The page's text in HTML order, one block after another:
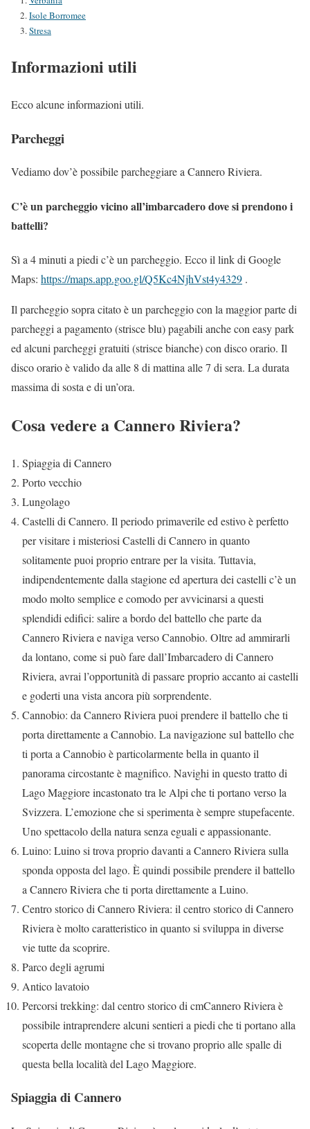
Isole Borromee
Stresa
Informazioni utili
Ecco alcune informazioni utili.
Parcheggi
Vediamo dov’è possibile parcheggiare a Cannero Riviera.
C’è un parcheggio vicino all’imbarcadero dove si prendono i
battelli?
Sì a 4 minuti a piedi c’è un parcheggio. Ecco il link di Google
Maps: https://maps.app.goo.gl/Q5Kc4NjhVst4y4329 .
Il parcheggio sopra citato è un parcheggio con la maggior parte di
parcheggi a pagamento (strisce blu) pagabili anche con easy park
ed alcuni parcheggi gratuiti (strisce bianche) con disco orario. Il
disco orario è valido da alle 8 di mattina alle 7 di sera. La durata
massima di sosta e di un’ora.
Cosa vedere a Cannero Riviera?
Spiaggia di Cannero
Porto vecchio
Lungolago
Castelli di Cannero. Il periodo primaverile ed estivo è perfetto
per visitare i misteriosi Castelli di Cannero in quanto
solitamente puoi proprio entrare per la visita. Tuttavia,
indipendentemente dalla stagione ed apertura dei castelli c’è un
modo molto semplice e comodo per avvicinarsi a questi
splendidi edifici: salire a bordo del battello che parte da
Cannero Riviera e naviga verso Cannobio. Oltre ad ammirarli
da lontano, come si può fare dall’Imbarcadero di Cannero
Riviera, avrai l’opportunità di passare proprio accanto ai castelli
e goderti una vista ancora più sorprendente.
Cannobio: da Cannero Riviera puoi prendere il battello che ti
porta direttamente a Cannobio. La navigazione sul battello che
ti porta a Cannobio è particolarmente bella in quanto il
panorama circostante è magnifico. Navighi in questo tratto di
Lago Maggiore incastonato tra le Alpi che ti portano verso la
Svizzera. L’emozione che si sperimenta è sempre stupefacente.
Uno spettacolo della natura senza eguali e appassionante.
Luino: Luino si trova proprio davanti a Cannero Riviera sulla
sponda opposta del lago. È quindi possibile prendere il battello
a Cannero Riviera che ti porta direttamente a Luino.
Centro storico di Cannero Riviera: il centro storico di Cannero
Riviera è molto caratteristico in quanto si sviluppa in diverse
vie tutte da scoprire.
Parco degli agrumi
Antico lavatoio
Percorsi trekking: dal centro storico di cmCannero Riviera è
possibile intraprendere alcuni sentieri a piedi che ti portano alla
scoperta delle montagne che si trovano proprio alle spalle di
questa bella località del Lago Maggiore.
Spiaggia di Cannero